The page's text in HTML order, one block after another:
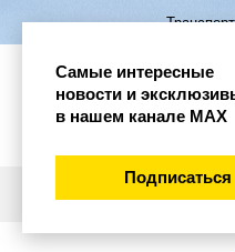
Самые интересные
новости и
в нашем канале МАХ
Подписаться